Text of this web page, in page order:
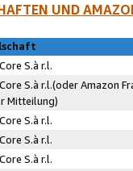
UND
S.à r.l.
S.à r.l.(oder Amazon
Mitteilung)
S.à r.l.
S.à r.l.
S.à r.l.